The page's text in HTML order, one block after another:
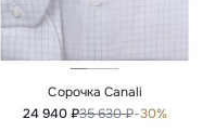
Сорочка Canali
24 940 ₽35 630 ₽-30%